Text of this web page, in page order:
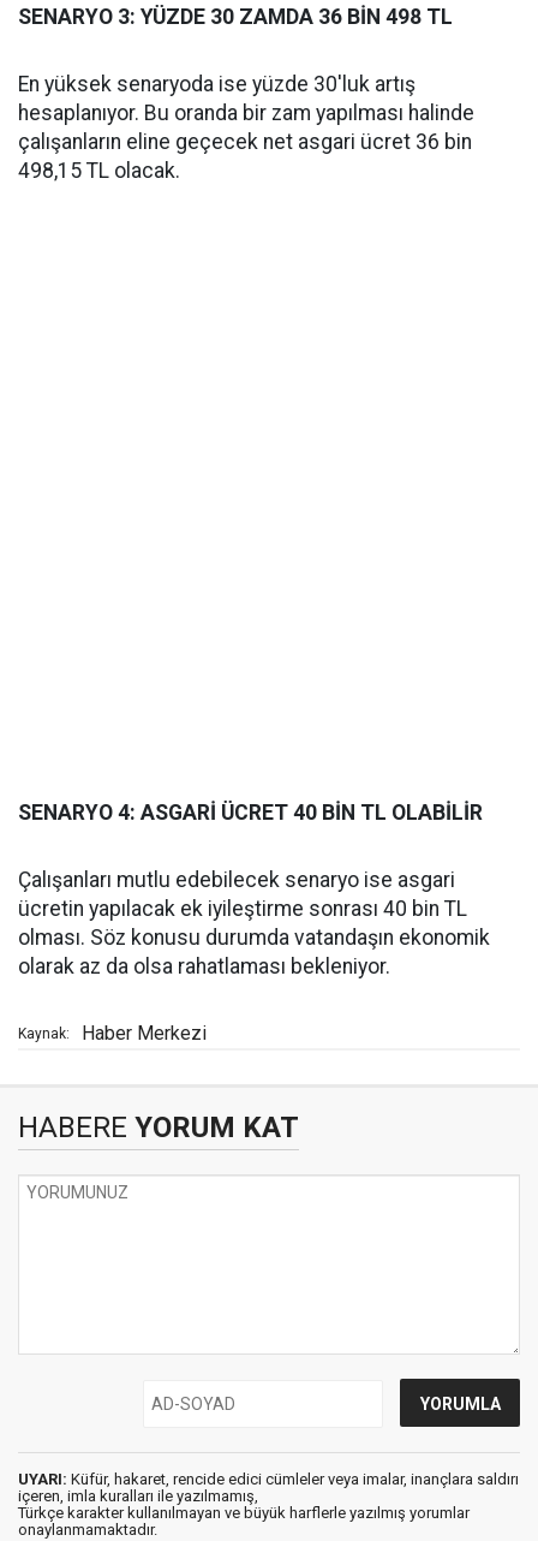
SENARYO 3: YÜZDE 30 ZAMDA 36 BİN 498 TL
En yüksek senaryoda ise yüzde 30'luk artış
hesaplanıyor. Bu oranda bir zam yapılması halinde
çalışanların eline geçecek net asgari ücret 36 bin
498,15 TL olacak.
SENARYO 4: ASGARİ ÜCRET 40 BİN TL OLABİLİR
Çalışanları mutlu edebilecek senaryo ise asgari
ücretin yapılacak ek iyileştirme sonrası 40 bin TL
olması. Söz konusu durumda vatandaşın ekonomik
olarak az da olsa rahatlaması bekleniyor.
Kaynak: Haber Merkezi
HABERE YORUM KAT
UYARI: Küfür, hakaret, rencide edici cümleler veya imalar, inançlara saldırı
içeren, imla kuralları ile yazılmamış,
Türkçe karakter kullanılmayan ve büyük harflerle yazılmış yorumlar
onaylanmamaktadır.